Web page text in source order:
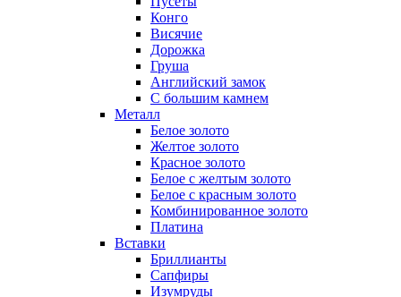
Конго
Висячие
Дорожка
Груша
Английский замок
С большим камнем
Металл
Белое золото
Желтое золото
Красное золото
Белое с желтым золото
Белое с красным золото
Комбинированное золото
Платина
Вставки
Бриллианты
Сапфиры
Изумруды